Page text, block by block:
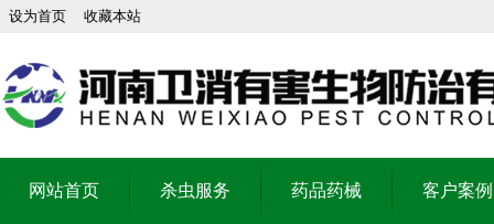
设为首页 收藏本站
网站首页 杀虫服务 药品药械 客户案例